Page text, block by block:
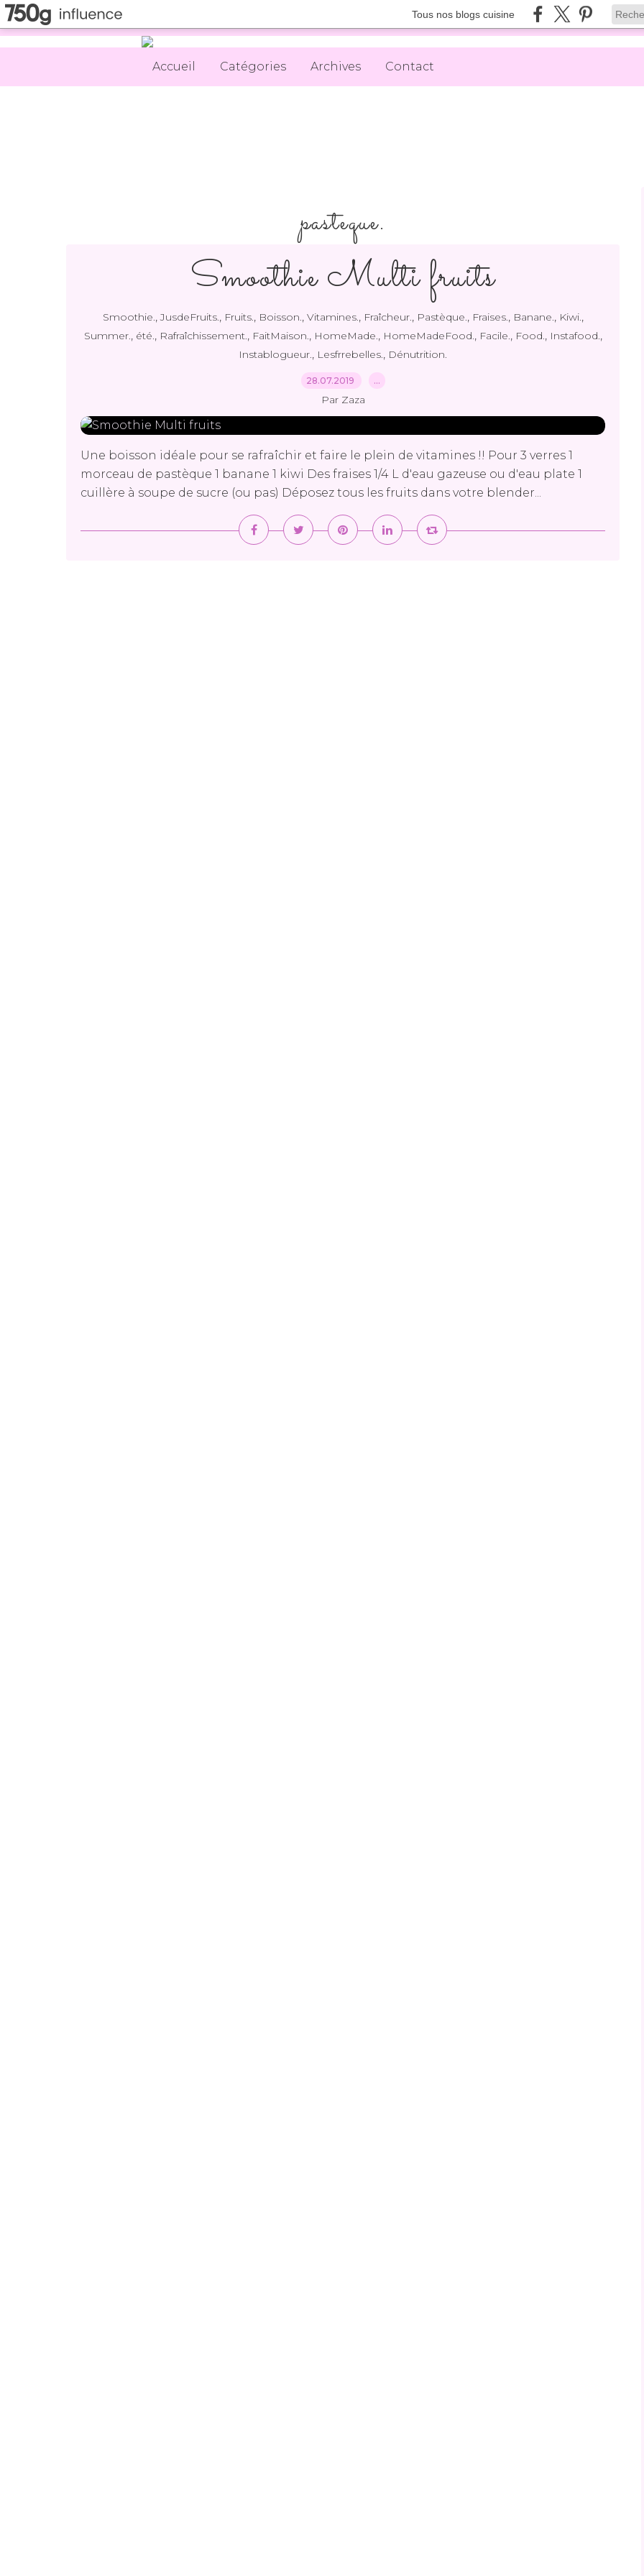
Tous nos blogs cuisine
Accueil Catégories Archives Contact
pasteque.
Smoothie Multi fruits
Smoothie.,JusdeFruits., Fruits., Boisson., Vitamines., Fraîcheur., Pastèque., Fraises., Banane., Kiwi.,
Summer., été., Rafraîchissement., FaitMaison., HomeMade., HomeMadeFood., Facile., Food., Instafood.,
Instablogueur., Lesfrrebelles., Dénutrition.
28.07.2019 …
Par Zaza
Une boisson idéale pour se rafraîchir et faire le plein de vitamines !! Pour 3 verres 1
morceau de pastèque 1 banane 1 kiwi Des fraises 1/4 L d'eau gazeuse ou d'eau plate 1
cuillère à soupe de sucre (ou pas) Déposez tous les fruits dans votre blender...